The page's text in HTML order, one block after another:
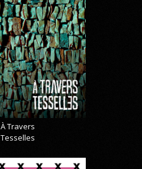
À Travers
Tesselles